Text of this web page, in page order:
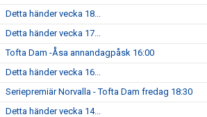
Detta händer vecka 18...
Detta händer vecka 17...
Tofta Dam -Åsa annandagpåsk 16:00
Detta händer vecka 16...
Seriepremiär Norvalla - Tofta Dam fredag 18:30
Detta händer vecka 14...